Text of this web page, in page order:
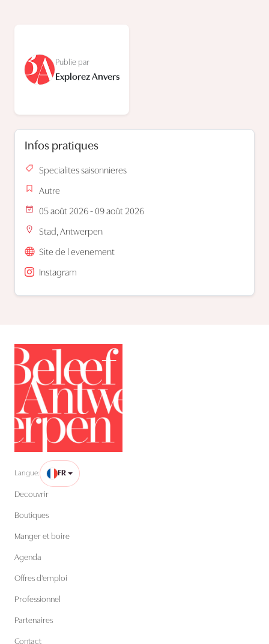
Publie par
Explorez Anvers
Infos pratiques
Specialites saisonnieres
Autre
05 août 2026 - 09 août 2026
Stad, Antwerpen
Site de l evenement
Instagram
Langue: FR
Decouvrir
Boutiques
Manger et boire
Agenda
Offres d'emploi
Professionnel
Partenaires
Contact